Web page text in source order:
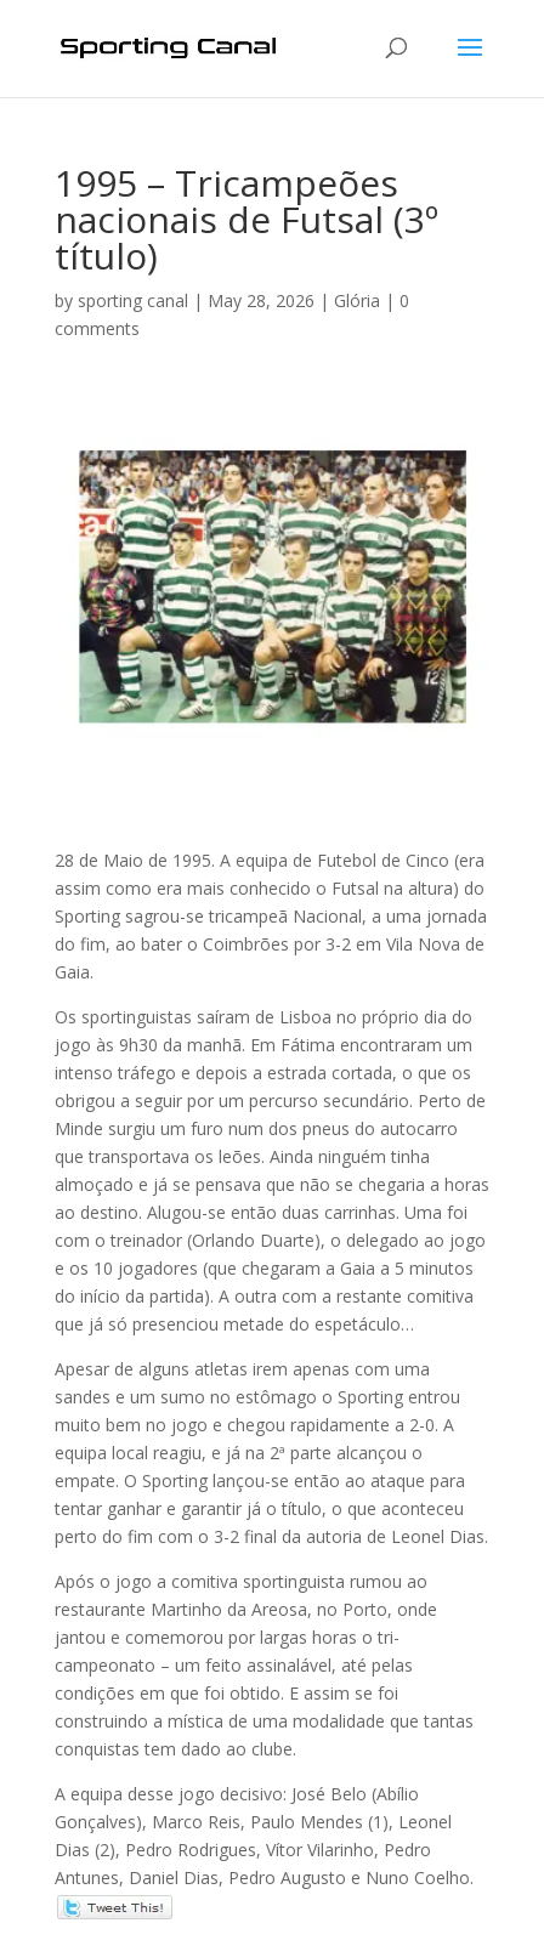
1995 – Tricampeões
nacionais de Futsal (3º
título)
by sporting canal | May 28, 2026 | Glória | 0
comments
28 de Maio de 1995. A equipa de Futebol de Cinco (era
assim como era mais conhecido o Futsal na altura) do
Sporting sagrou-se tricampeã Nacional, a uma jornada
do fim, ao bater o Coimbrões por 3-2 em Vila Nova de
Gaia.
Os sportinguistas saíram de Lisboa no próprio dia do
jogo às 9h30 da manhã. Em Fátima encontraram um
intenso tráfego e depois a estrada cortada, o que os
obrigou a seguir por um percurso secundário. Perto de
Minde surgiu um furo num dos pneus do autocarro
que transportava os leões. Ainda ninguém tinha
almoçado e já se pensava que não se chegaria a horas
ao destino. Alugou-se então duas carrinhas. Uma foi
com o treinador (Orlando Duarte), o delegado ao jogo
e os 10 jogadores (que chegaram a Gaia a 5 minutos
do início da partida). A outra com a restante comitiva
que já só presenciou metade do espetáculo…
Apesar de alguns atletas irem apenas com uma
sandes e um sumo no estômago o Sporting entrou
muito bem no jogo e chegou rapidamente a 2-0. A
equipa local reagiu, e já na 2ª parte alcançou o
empate. O Sporting lançou-se então ao ataque para
tentar ganhar e garantir já o título, o que aconteceu
perto do fim com o 3-2 final da autoria de Leonel Dias.
Após o jogo a comitiva sportinguista rumou ao
restaurante Martinho da Areosa, no Porto, onde
jantou e comemorou por largas horas o tri-
campeonato – um feito assinalável, até pelas
condições em que foi obtido. E assim se foi
construindo a mística de uma modalidade que tantas
conquistas tem dado ao clube.
A equipa desse jogo decisivo: José Belo (Abílio
Gonçalves), Marco Reis, Paulo Mendes (1), Leonel
Dias (2), Pedro Rodrigues, Vítor Vilarinho, Pedro
Antunes, Daniel Dias, Pedro Augusto e Nuno Coelho.